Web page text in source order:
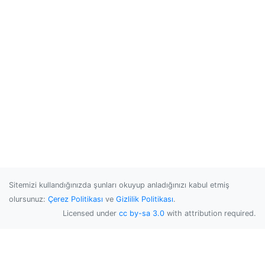
Sitemizi kullandığınızda şunları okuyup anladığınızı kabul etmiş
olursunuz: Çerez Politikası ve Gizlilik Politikası.
Licensed under cc by-sa 3.0 with attribution required.